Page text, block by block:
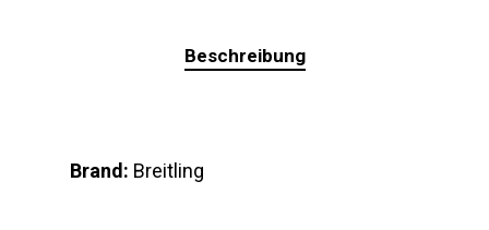
Beschreibung
Brand: Breitling